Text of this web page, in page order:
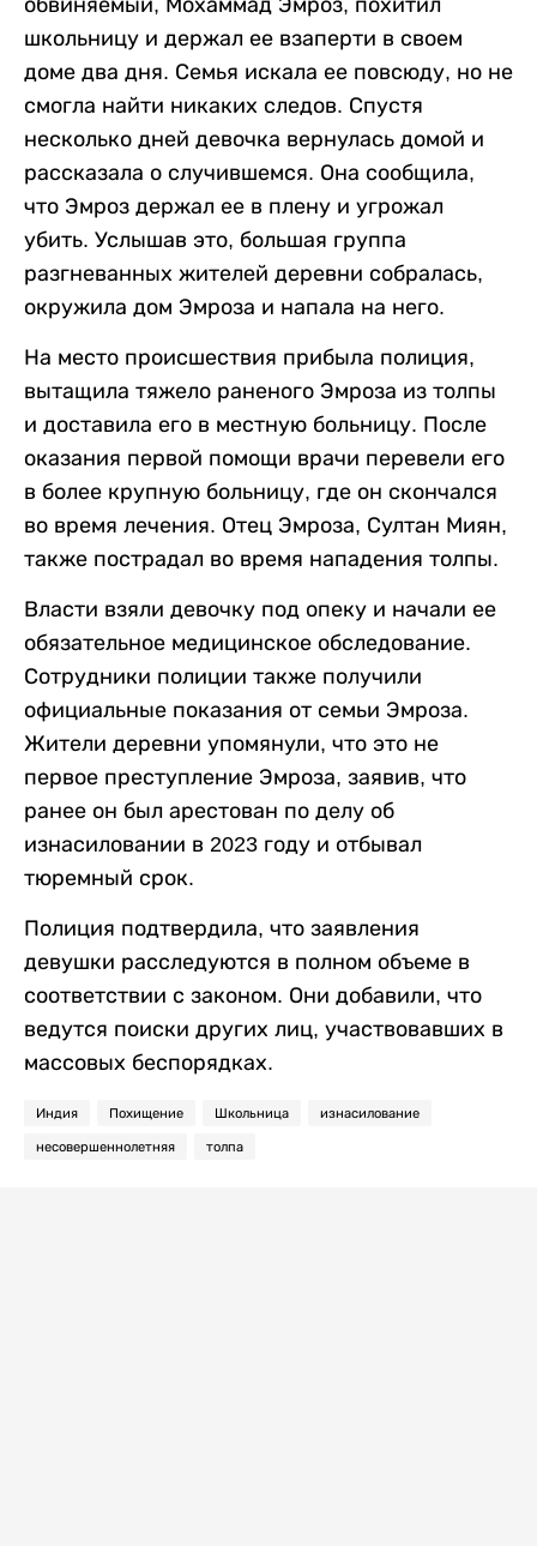
школьницу и держал ее взаперти в своем
доме два дня. Семья искала ее повсюду, но не
смогла найти никаких следов. Спустя
несколько дней девочка вернулась домой и
рассказала о случившемся. Она сообщила,
что Эмроз держал ее в плену и угрожал
убить. Услышав это, большая группа
разгневанных жителей деревни собралась,
окружила дом Эмроза и напала на него.
На место происшествия прибыла полиция,
вытащила тяжело раненого Эмроза из толпы
и доставила его в местную больницу. После
оказания первой помощи врачи перевели его
в более крупную больницу, где он скончался
во время лечения. Отец Эмроза, Султан Миян,
также пострадал во время нападения толпы.
Власти взяли девочку под опеку и начали ее
обязательное медицинское обследование.
Сотрудники полиции также получили
официальные показания от семьи Эмроза.
Жители деревни упомянули, что это не
первое преступление Эмроза, заявив, что
ранее он был арестован по делу об
изнасиловании в 2023 году и отбывал
тюремный срок.
Полиция подтвердила, что заявления
девушки расследуются в полном объеме в
соответствии с законом. Они добавили, что
ведутся поиски других лиц, участвовавших в
массовых беспорядках.
Индия Похищение Школьница изнасилование
несовершеннолетняя толпа